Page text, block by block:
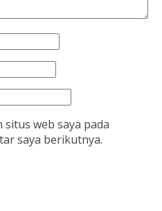
situs web saya pada
saya berikutnya.